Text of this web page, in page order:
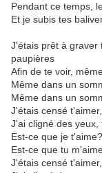
Pendant ce temps,
Et je subis tes
J'étais prêt à graver
paupières
Afin de te voir,
Même dans un
Même dans un
J'étais censé
J'ai cligné des
Est-ce que je
Est-ce que tu
J'étais censé